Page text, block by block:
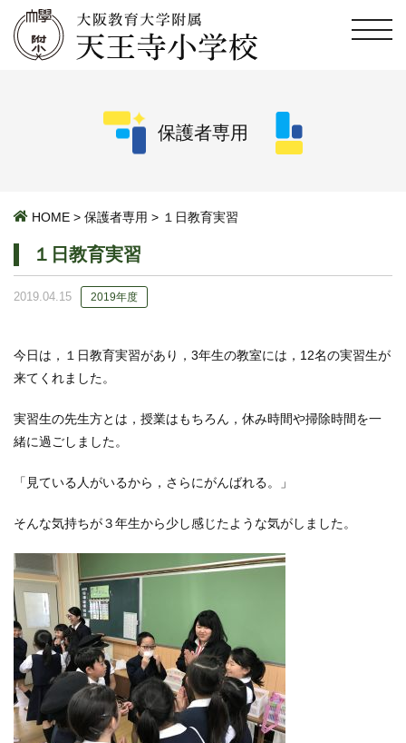
保護者専用
HOME > 保護者専用 > １日教育実習
１日教育実習
2019.04.15 2019年度
今日は，１日教育実習があり，3年生の教室には，12名の実習生が
来てくれました。
実習生の先生方とは，授業はもちろん，休み時間や掃除時間を一
緒に過ごしました。
「見ている人がいるから，さらにがんばれる。」
そんな気持ちが３年生から少し感じたような気がしました。